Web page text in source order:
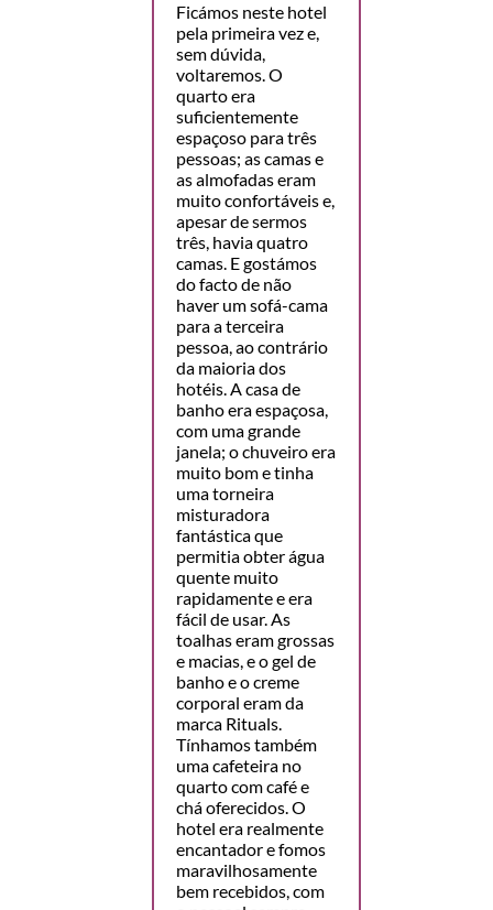
Ficámos neste hotel
pela primeira vez e,
sem dúvida,
voltaremos. O
quarto era
suficientemente
espaçoso para três
pessoas; as camas e
as almofadas eram
muito confortáveis e,
apesar de sermos
três, havia quatro
camas. E gostámos
do facto de não
haver um sofá-cama
para a terceira
pessoa, ao contrário
da maioria dos
hotéis. A casa de
banho era espaçosa,
com uma grande
janela; o chuveiro era
muito bom e tinha
uma torneira
misturadora
fantástica que
permitia obter água
quente muito
rapidamente e era
fácil de usar. As
toalhas eram grossas
e macias, e o gel de
banho e o creme
corporal eram da
marca Rituals.
Tínhamos também
uma cafeteira no
quarto com café e
chá oferecidos. O
hotel era realmente
encantador e fomos
maravilhosamente
bem recebidos, com